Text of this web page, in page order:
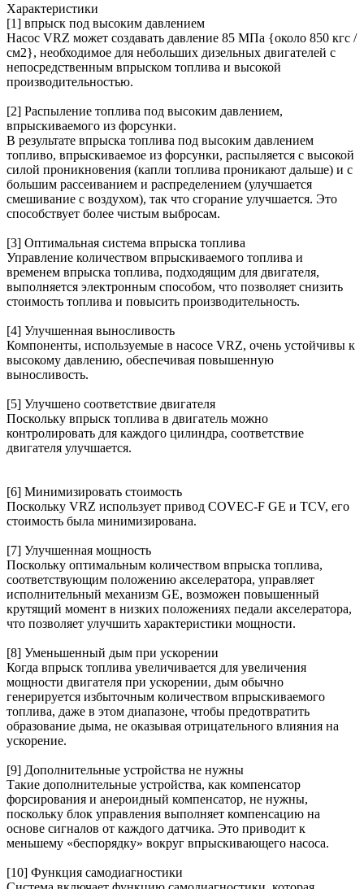
Характеристики
[1] впрыск под высоким давлением
Насос VRZ может создавать давление 85 МПа {около 850 кгс /
см2}, необходимое для небольших дизельных двигателей с
непосредственным впрыском топлива и высокой
производительностью.
[2] Распыление топлива под высоким давлением,
впрыскиваемого из форсунки.
В результате впрыска топлива под высоким давлением
топливо, впрыскиваемое из форсунки, распыляется с высокой
силой проникновения (капли топлива проникают дальше) и с
большим рассеиванием и распределением (улучшается
смешивание с воздухом), так что сгорание улучшается. Это
способствует более чистым выбросам.
[3] Оптимальная система впрыска топлива
Управление количеством впрыскиваемого топлива и
временем впрыска топлива, подходящим для двигателя,
выполняется электронным способом, что позволяет снизить
стоимость топлива и повысить производительность.
[4] Улучшенная выносливость
Компоненты, используемые в насосе VRZ, очень устойчивы к
высокому давлению, обеспечивая повышенную
выносливость.
[5] Улучшено соответствие двигателя
Поскольку впрыск топлива в двигатель можно
контролировать для каждого цилиндра, соответствие
двигателя улучшается.
[6] Минимизировать стоимость
Поскольку VRZ использует привод COVEC-F GE и TCV, его
стоимость была минимизирована.
[7] Улучшенная мощность
Поскольку оптимальным количеством впрыска топлива,
соответствующим положению акселератора, управляет
исполнительный механизм GE, возможен повышенный
крутящий момент в низких положениях педали акселератора,
что позволяет улучшить характеристики мощности.
[8] Уменьшенный дым при ускорении
Когда впрыск топлива увеличивается для увеличения
мощности двигателя при ускорении, дым обычно
генерируется избыточным количеством впрыскиваемого
топлива, даже в этом диапазоне, чтобы предотвратить
образование дыма, не оказывая отрицательного влияния на
ускорение.
[9] Дополнительные устройства не нужны
Такие дополнительные устройства, как компенсатор
форсирования и анероидный компенсатор, не нужны,
поскольку блок управления выполняет компенсацию на
основе сигналов от каждого датчика. Это приводит к
меньшему «беспорядку» вокруг впрыскивающего насоса.
[10] Функция самодиагностики